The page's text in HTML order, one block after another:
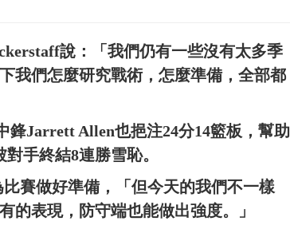
說：「我們仍有一些沒有太多季
我們怎麼研究戰術，怎麼準備，全部都
鋒Jarrett Allen也挹注24分14籃板，幫助
手終結8連勝雪恥。
賽做好準備，「但今天的我們不一樣
的表現，防守端也能做出強度。」